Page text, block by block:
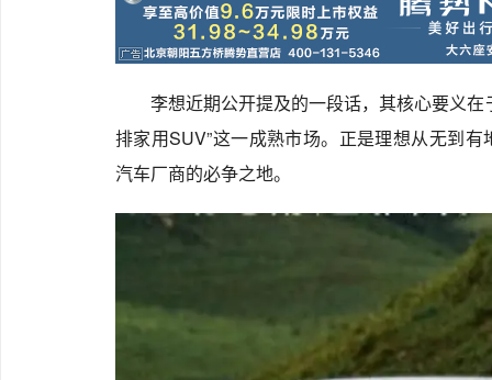
李想近期公开提及的一段话，其核心要义
排家用SUV”这一成熟市场。正是理想从无到
汽车厂商的必争之地。